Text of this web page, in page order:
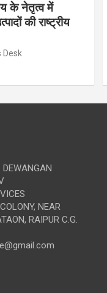
के नेतृत्व में
की राष्ट्रीय
Desk
NEAR
RAIPUR C.G.